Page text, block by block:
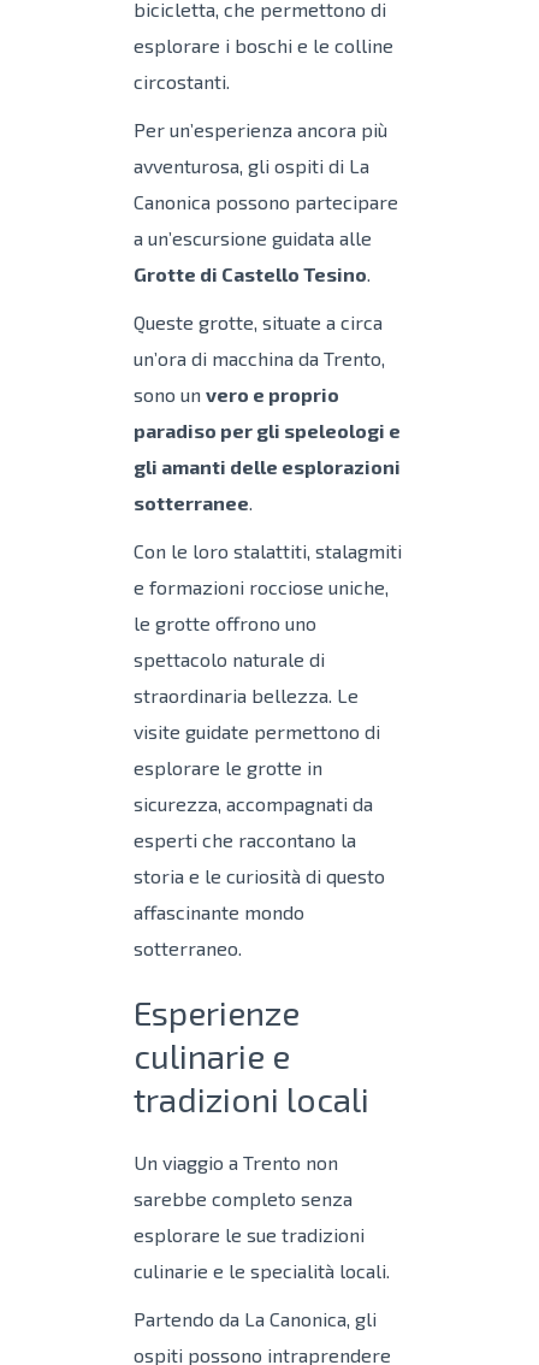
bicicletta, che permettono di
esplorare i boschi e le colline
circostanti.
Per un’esperienza ancora più
avventurosa, gli ospiti di La
Canonica possono partecipare
a un’escursione guidata alle
Grotte di Castello Tesino.
Queste grotte, situate a circa
un’ora di macchina da Trento,
sono un vero e proprio
paradiso per gli speleologi e
gli amanti delle esplorazioni
sotterranee.
Con le loro stalattiti, stalagmiti
e formazioni rocciose uniche,
le grotte offrono uno
spettacolo naturale di
straordinaria bellezza. Le
visite guidate permettono di
esplorare le grotte in
sicurezza, accompagnati da
esperti che raccontano la
storia e le curiosità di questo
affascinante mondo
sotterraneo.
Esperienze
culinarie e
tradizioni locali
Un viaggio a Trento non
sarebbe completo senza
esplorare le sue tradizioni
culinarie e le specialità locali.
Partendo da La Canonica, gli
ospiti possono intraprendere